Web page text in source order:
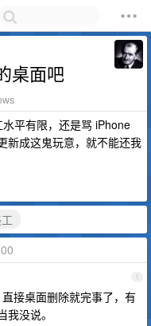
桌面吧
平有限，还是骂 iPhone
新成这鬼玩意，就不能还我
1
接桌面删除就完事了，有
没说。